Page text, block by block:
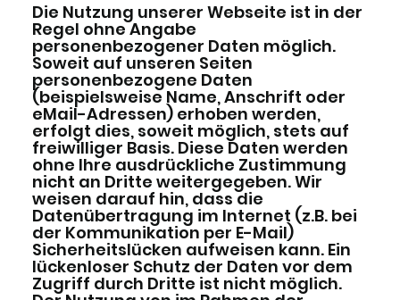
Die Nutzung unserer Webseite ist in der
Regel ohne Angabe
personenbezogener Daten möglich.
Soweit auf unseren Seiten
personenbezogene Daten
(beispielsweise Name, Anschrift oder
eMail-Adressen) erhoben werden,
erfolgt dies, soweit möglich, stets auf
freiwilliger Basis. Diese Daten werden
ohne Ihre ausdrückliche Zustimmung
nicht an Dritte weitergegeben. Wir
weisen darauf hin, dass die
Datenübertragung im Internet (z.B. bei
der Kommunikation per E-Mail)
Sicherheitslücken aufweisen kann. Ein
lückenloser Schutz der Daten vor dem
Zugriff durch Dritte ist nicht möglich.